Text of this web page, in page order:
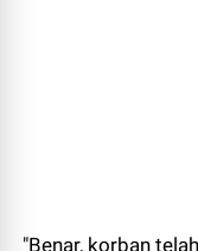
"Benar, korban